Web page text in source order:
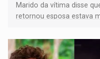
Marido da vítima disse
retornou esposa estava